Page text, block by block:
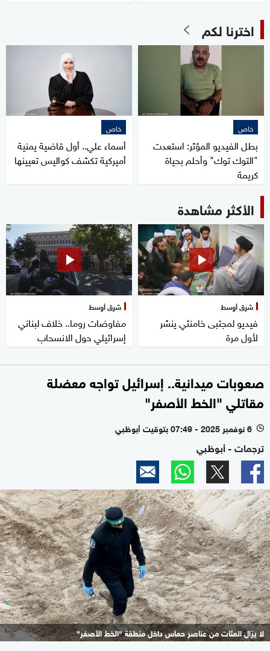
اخترنا لكم
خاص
بطل الفيديو المؤثر: استعدت
"التوك توك" وأحلم بحياة
كريمة
خاص
أسماء علي.. أول قاضية يمنية
أميركية تكشف كواليس تعيينها
الأكثر مشاهدة
شرق أوسط
فيديو لمجتبى خامنئي ينشر
لأول مرة
شرق أوسط
مفاوضات روما.. خلاف لبناني
إسرائيلي حول الانسحاب
صعوبات ميدانية.. إسرائيل تواجه معضلة
مقاتلي "الخط الأصفر"
l 6 نوفمبر 2025 - 07:49 بتوقيت أبوظبي
ترجمات - أبوظبي
لا يزال المئات من عناصر حماس داخل منطقة "الخط الأصفر"